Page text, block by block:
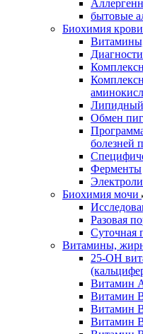
бытовые
Биохимия крови
Обмен
болезней
Ферменты
Биохимия мочи
Разовая
Суточная
Витамины,
25-OH
Витамин
Витамин
Витамин
Витамин